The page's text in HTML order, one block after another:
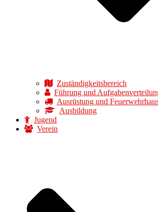
Zuständigkeitsbereich
Führung und
Ausrüstung und
Ausbildung
Jugend
Verein